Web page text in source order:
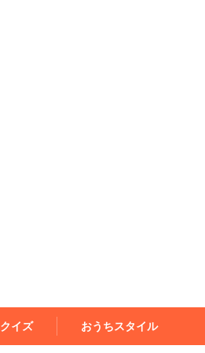
クイズ おうちスタイル